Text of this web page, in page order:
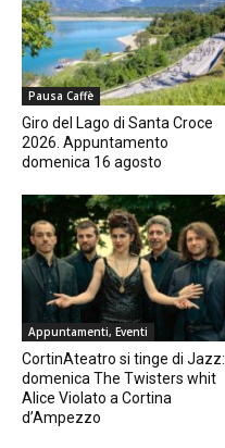
Pausa Caffè
Giro del Lago di Santa Croce
2026. Appuntamento
domenica 16 agosto
Appuntamenti, Eventi
CortinAteatro si tinge di Jazz:
domenica The Twisters whit
Alice Violato a Cortina
d’Ampezzo